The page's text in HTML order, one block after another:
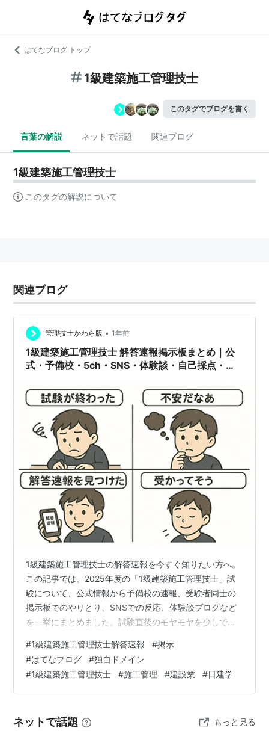
はてなブログ トップ
1級建築施工管理技士
このタグでブログを書く
言葉の解説 ネットで話題 関連ブログ
1級建築施工管理技士
このタグの解説について
関連ブログ
管理技士かわら版 • 1年前
1級建築施工管理技士 解答速報掲示板まとめ｜公
式・予備校・5ch・SNS・体験談・自己採点・合
1級建築施工管理技士の解答速報を今すぐ知りたい方へ。
この記事では、2025年度の「1級建築施工管理技士」試
験について、公式情報から予備校の速報、受験者同士の
掲示板でのやりとり、SNSでの反応、体験談ブログなど
を一挙にまとめました。試験直後のモヤモヤを少しでも
る」安心感をお届けします。合格ボーダーや自己採点の
参考になる情報も網羅していますので、ぜひ最後までご
覧ください。 まずは公式情報をチェック 1級建築施工管
理技士試験は「一般財団法人 建設業振興基金」が実施し
ージで公開されます。 施工管理技術検定…
#1級建築施工管理技士解答速報 #掲示
#はてなブログ #独自ドメイン
#1級建築施工管理技士 #施工管理 #建設業 #日建学
ネットで話題 もっと見る